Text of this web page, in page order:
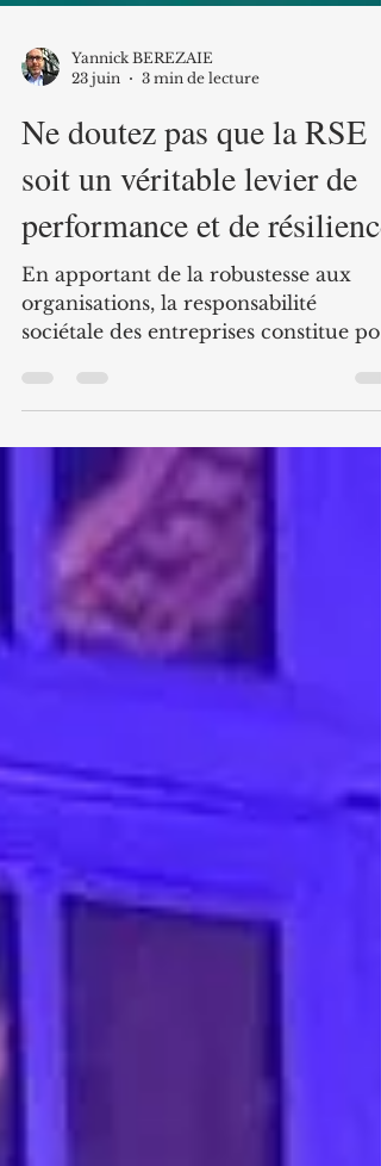
Yannick BEREZAIE
3 min de lecture
Ne doutez pas que la RSE
soit un véritable levier de
performance et de résilience.
organisations, la responsabilité
sociétale des entreprises constitue
elles un levier stratégique de
développement. Comment une
structure fondée il y a 20 ans à La
Réunion peut-elle transformer son
engagement RSE en atout
concurrentiel pour s’ouvrir sur la
métropole et l’international ?
Témoignage de ce cabinet de conseil
en pleine mutation. (Retour sur
– Pouvez-vou